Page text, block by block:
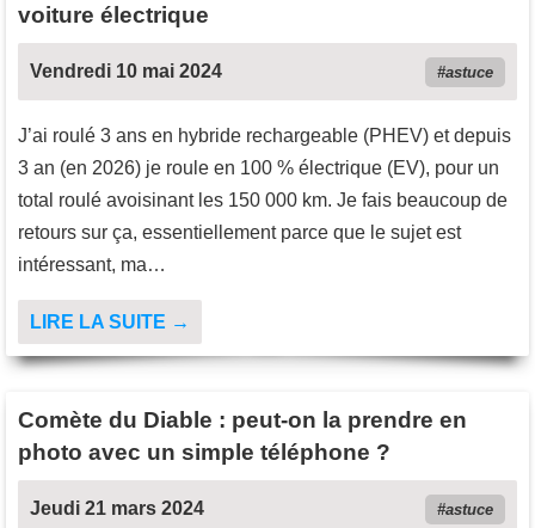
voiture électrique
Vendredi 10 mai 2024 astuce
J’ai roulé 3 ans en hybride rechargeable (PHEV) et depuis
3 an (en 2026) je roule en 100 % électrique (EV), pour un
total roulé avoisinant les 150 000 km. Je fais beaucoup de
retours sur ça, essentiellement parce que le sujet est
intéressant, ma…
LIRE LA SUITE →
Comète du Diable : peut-on la prendre en
photo avec un simple téléphone ?
Jeudi 21 mars 2024 astuce